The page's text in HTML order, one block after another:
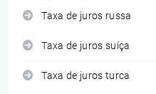
Taxa de juros russa
Taxa de juros suíça
Taxa de juros turca